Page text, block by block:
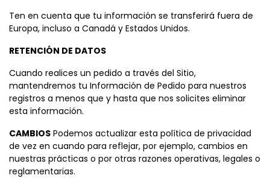
Ten en cuenta que tu información se transferirá fuera de
Europa, incluso a Canadá y Estados Unidos.
RETENCIÓN DE DATOS
Cuando realices un pedido a través del Sitio,
mantendremos tu Información de Pedido para nuestros
registros a menos que y hasta que nos solicites eliminar
esta información.
CAMBIOS Podemos actualizar esta política de privacidad
de vez en cuando para reflejar, por ejemplo, cambios en
nuestras prácticas o por otras razones operativas, legales o
reglamentarias.